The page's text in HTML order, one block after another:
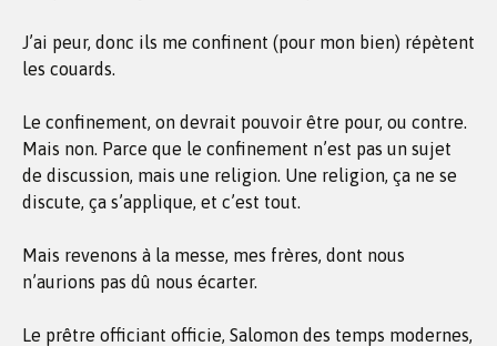
J’ai peur, donc ils me confinent (pour mon bien) répètent
les couards.
Le confinement, on devrait pouvoir être pour, ou contre.
Mais non. Parce que le confinement n’est pas un sujet
de discussion, mais une religion. Une religion, ça ne se
discute, ça s’applique, et c’est tout.
Mais revenons à la messe, mes frères, dont nous
n’aurions pas dû nous écarter.
Le prêtre officiant officie, Salomon des temps modernes,